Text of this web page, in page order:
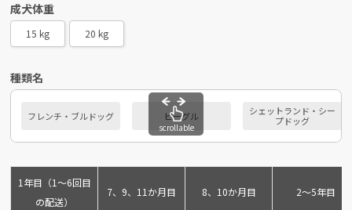
成犬体重
15 kg 20 kg
種類名
フレンチ・ブルドッグ ビーグル
シェットランド・シー
プドッグ
scrollable
1年目（1～6回目
の配送）
7、9、11か月目 8、10か月目 2～5年目